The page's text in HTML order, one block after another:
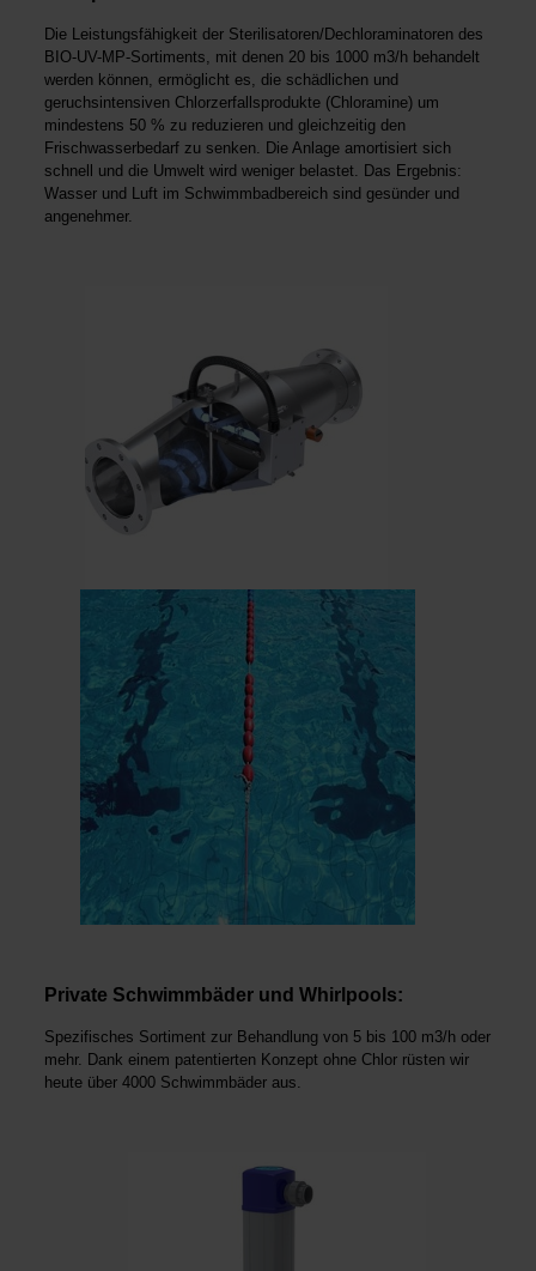
Die Leistungsfähigkeit der Sterilisatoren/Dechloraminatoren des
BIO-UV-MP-Sortiments, mit denen 20 bis 1000 m3/h behandelt
werden können, ermöglicht es, die schädlichen und
geruchsintensiven Chlorzerfallsprodukte (Chloramine) um
mindestens 50 % zu reduzieren und gleichzeitig den
Frischwasserbedarf zu senken. Die Anlage amortisiert sich
schnell und die Umwelt wird weniger belas­tet. Das Ergebnis:
Wasser und Luft im Schwimmbadbereich sind gesünder und
angenehmer.
Private Schwimmbäder und Whirlpools:
Spezifisches Sortiment zur Behandlung von 5 bis 100 m3/h oder
mehr. Dank einem patentierten Konzept ohne Chlor rüsten wir
heute über 4000 Schwimmbäder aus.